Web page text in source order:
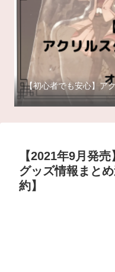
【初心者でも安心】ア
【2021年9月発
グッズ情報まと
約】